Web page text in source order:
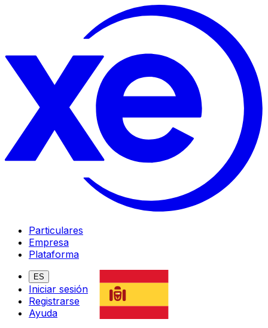
Particulares
Empresa
Plataforma
ES
Iniciar sesión
Registrarse
Ayuda